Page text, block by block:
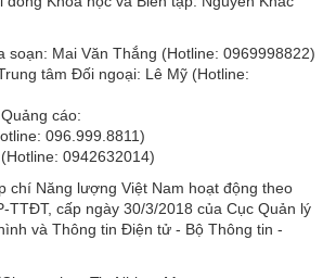
soạn: Mai Văn Thắng (Hotline: 0969998822)
tâm Đối ngoại: Lê Mỹ (Hotline:
cáo:
096.999.8811)
0942632014)
chí Năng lượng Việt Nam hoạt động theo
TTĐT, cấp ngày 30/3/2018 của Cục Quản lý
và Thông tin Điện tử - Bộ Thông tin -